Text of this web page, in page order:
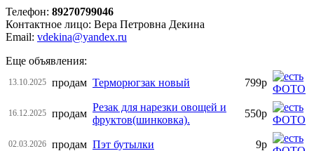
Телефон: 89270799046
Контактное лицо: Вера Петровна Декина
Email: vdekina@yandex.ru
Еще объявления:
13.10.2025 продам Терморюгзак новый 799р
16.12.2025 продам
Резак для нарезки овощей и
фруктов(шинковка).
550р
02.03.2026 продам Пэт бутылки 9р